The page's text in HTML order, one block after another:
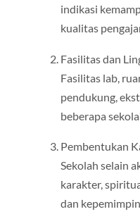
indikasi
kualitas
Fasilitas dan
Fasilitas lab,
pendukung,
beberapa
Pembentukan
Sekolah selain
karakter,
dan